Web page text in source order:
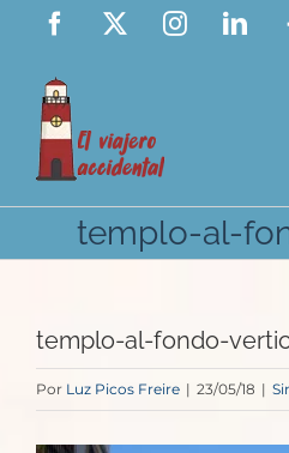
Saltar
contenido
Facebook Instagram
templo-al-
templo-al-fondo-
Por Luz Picos Freire | 23/05/18 |